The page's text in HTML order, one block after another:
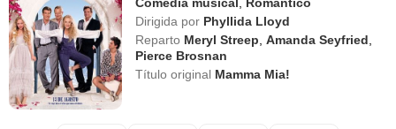
Dirigida por Phyllida Lloyd
Reparto Meryl Streep ,Amanda Seyfried
Pierce Brosnan
Título original Mamma Mia!